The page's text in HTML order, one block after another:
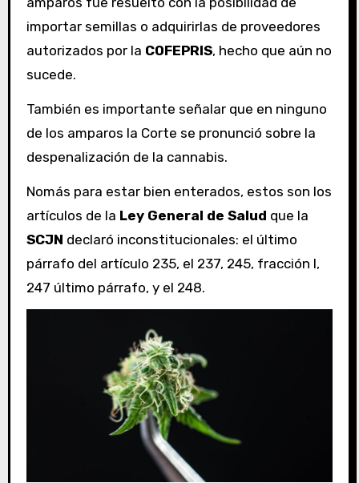
importar semillas o adquirirlas de proveedores
autorizados por la COFEPRIS, hecho que aún no
sucede.
También es importante señalar que en ninguno
de los amparos la Corte se pronunció sobre la
despenalización de la cannabis.
Nomás para estar bien enterados, estos son los
artículos de la Ley General de Salud que la
SCJN declaró inconstitucionales: el último
párrafo del artículo 235, el 237, 245, fracción I,
247 último párrafo, y el 248.